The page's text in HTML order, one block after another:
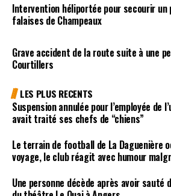
Intervention héliportée pour secourir
falaises de Champeaux
Grave accident de la route suite à une
Courtillers
LES PLUS RECENTS
Suspension annulée pour l’employée de
avait traité ses chefs de “chiens”
Le terrain de football de La Daguenière
voyage, le club réagit avec humour
Une personne décède après avoir